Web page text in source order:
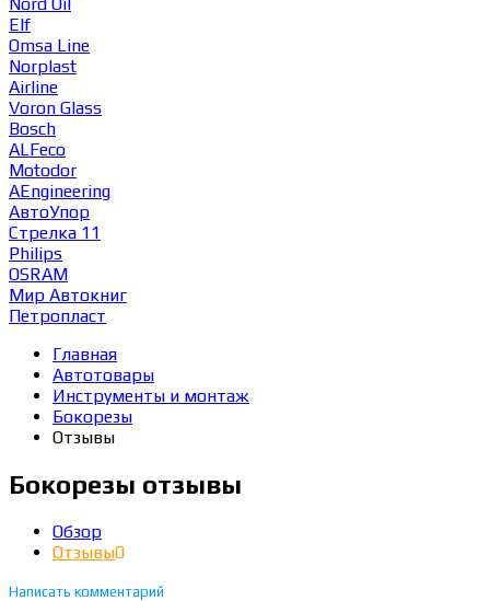
Elf
Omsa Line
Norplast
Airline
Voron Glass
Bosch
ALFeco
Motodor
AEngineering
АвтоУпор
Стрелка 11
Philips
OSRAM
Мир Автокниг
Петропласт
Главная
Автотовары
Инструменты и монтаж
Бокорезы
Отзывы
Бокорезы отзывы
Обзор
Отзывы0
Написать комментарий